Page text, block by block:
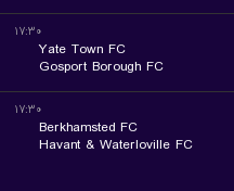
۱۷:۳۰
Yate Town FC
Gosport Borough FC
۱۷:۳۰
Berkhamsted FC
Havant & Waterloville FC